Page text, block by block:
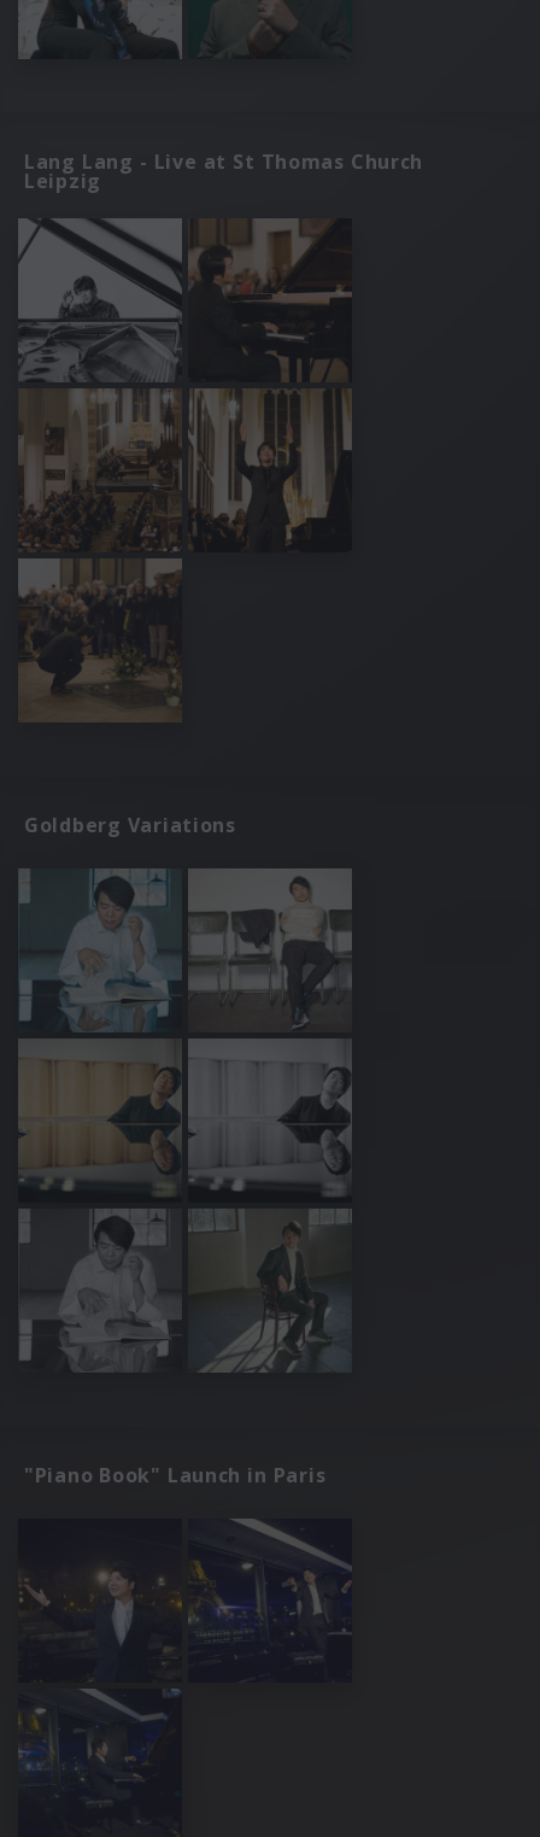
Lang Lang - Live at St Thomas Church
Leipzig
Goldberg Variations
"Piano Book" Launch in Paris